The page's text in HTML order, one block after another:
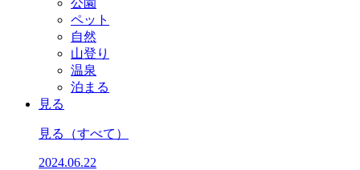
公園
ペット
自然
山登り
温泉
泊まる
見る
見る （すべて）
2024.06.22